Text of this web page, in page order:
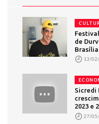
de
Brasília
13/
Sicredi
2023 e
27/